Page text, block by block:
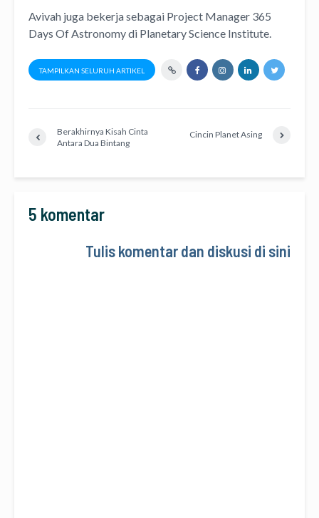
Avivah juga bekerja sebagai Project Manager 365
Days Of Astronomydi Planetary Science Institute
TAMPILKAN SELURUH ARTIKEL
Berakhirnya Kisah Cinta
Antara Dua Bintang
Cincin Planet Asing
5 komentar
Tulis komentar dan diskusi di sini